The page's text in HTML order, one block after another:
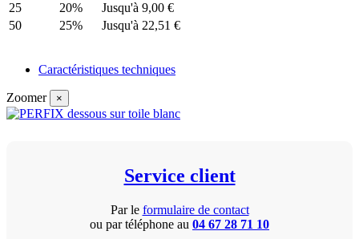
25
20%
Jusqu'à 9,00 €
50
25% Jusqu'à 22,51 €
Caractéristiques techniques
Zoomer ×
Service client
Par le formulaire de contact
ou par téléphone au 04 67 28 71 10